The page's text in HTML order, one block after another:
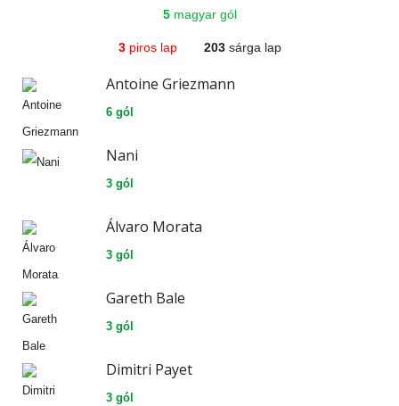
5magyar gól
3piros lap 203sárga lap
Antoine Griezmann
6 gól
Nani
3 gól
Álvaro Morata
3 gól
Gareth Bale
3 gól
Dimitri Payet
3 gól